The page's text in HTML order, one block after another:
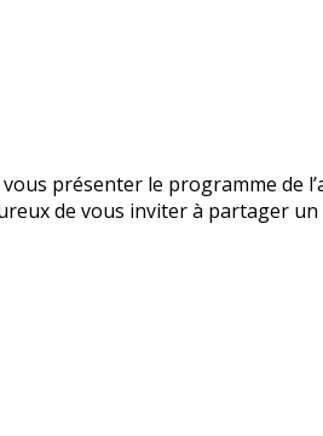
présenter le programme de
de vous inviter à partager un